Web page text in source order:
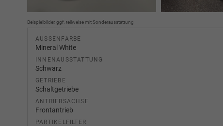
Beispielbilder, ggf. teilweise mit Sonderausstattung
AUSSENFARBE
Mineral White
INNENAUSSTATTUNG
Schwarz
GETRIEBE
Schaltgetriebe
ANTRIEBSACHSE
Frontantrieb
PARTIKELFILTER